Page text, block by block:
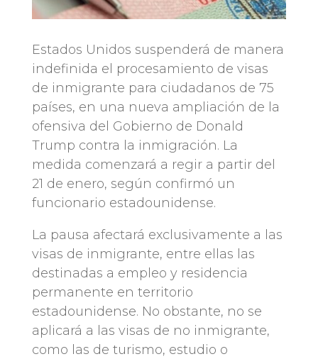
Estados Unidos suspenderá de manera
indefinida el procesamiento de visas
de inmigrante para ciudadanos de 75
países, en una nueva ampliación de la
ofensiva del Gobierno de Donald
Trump contra la inmigración. La
medida comenzará a regir a partir del
21 de enero, según confirmó un
funcionario estadounidense.
La pausa afectará exclusivamente a las
visas de inmigrante, entre ellas las
destinadas a empleo y residencia
permanente en territorio
estadounidense. No obstante, no se
aplicará a las visas de no inmigrante,
como las de turismo, estudio o